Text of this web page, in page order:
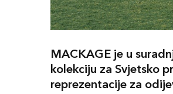
MACKAGE je u
kolekciju za Svjetsko
reprezentacije za